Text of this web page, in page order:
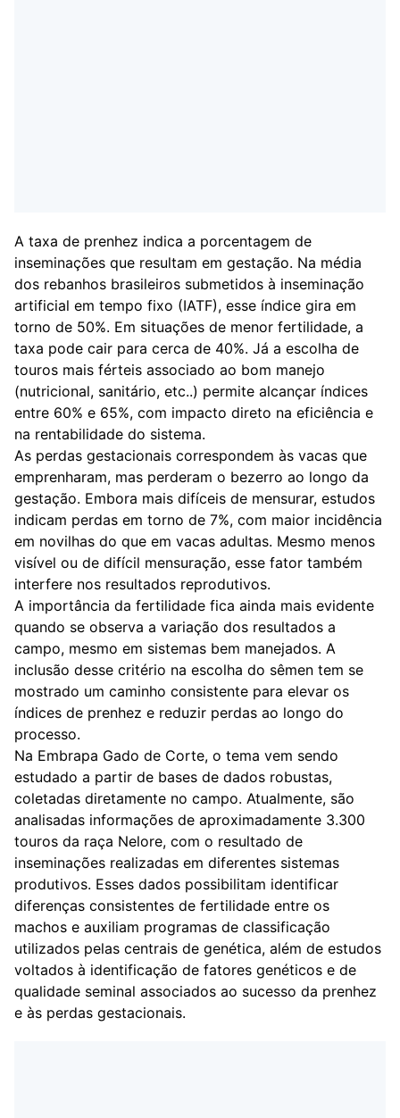
A taxa de prenhez indica a porcentagem de
inseminações que resultam em gestação. Na média
dos rebanhos brasileiros submetidos à inseminação
artificial em tempo fixo (IATF), esse índice gira em
torno de 50%. Em situações de menor fertilidade, a
taxa pode cair para cerca de 40%. Já a escolha de
touros mais férteis associado ao bom manejo
(nutricional, sanitário, etc..) permite alcançar índices
entre 60% e 65%, com impacto direto na eficiência e
na rentabilidade do sistema.
As perdas gestacionais correspondem às vacas que
emprenharam, mas perderam o bezerro ao longo da
gestação. Embora mais difíceis de mensurar, estudos
indicam perdas em torno de 7%, com maior incidência
em novilhas do que em vacas adultas. Mesmo menos
visível ou de difícil mensuração, esse fator também
interfere nos resultados reprodutivos.
A importância da fertilidade fica ainda mais evidente
quando se observa a variação dos resultados a
campo, mesmo em sistemas bem manejados. A
inclusão desse critério na escolha do sêmen tem se
mostrado um caminho consistente para elevar os
índices de prenhez e reduzir perdas ao longo do
processo.
Na Embrapa Gado de Corte, o tema vem sendo
estudado a partir de bases de dados robustas,
coletadas diretamente no campo. Atualmente, são
analisadas informações de aproximadamente 3.300
touros da raça Nelore, com o resultado de
inseminações realizadas em diferentes sistemas
produtivos. Esses dados possibilitam identificar
diferenças consistentes de fertilidade entre os
machos e auxiliam programas de classificação
utilizados pelas centrais de genética, além de estudos
voltados à identificação de fatores genéticos e de
qualidade seminal associados ao sucesso da prenhez
e às perdas gestacionais.